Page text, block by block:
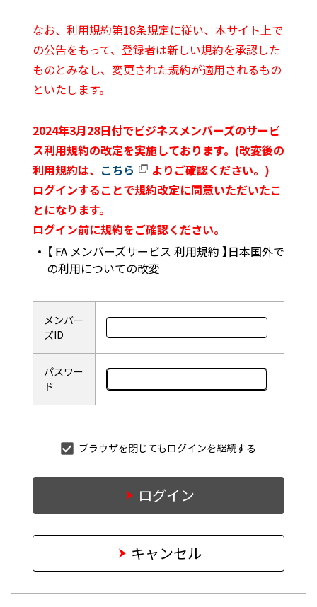
なお、利用規約第18条規定に従い、本サイト上で
の公告をもって、登録者は新しい規約を承認した
ものとみなし、変更された規約が適用されるもの
といたします。
2024年3月28日付でビジネスメンバーズのサービ
ス利用規約の改定を実施しております。(改変後の
利用規約は、 こちら
よりご確認ください。)
ログインすることで規約改定に同意いただいたこ
とになります。
ログイン前に規約をご確認ください。
【 FA メンバーズサービス 利用規約 】日本国外で
の利用についての改変
メンバー
ズID
パスワー
ド
ブラウザを閉じてもログインを継続する
ログイン
キャンセル